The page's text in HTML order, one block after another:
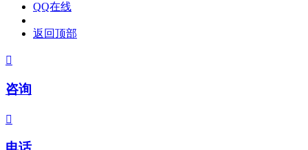
QQ在线
返回顶部

咨询
